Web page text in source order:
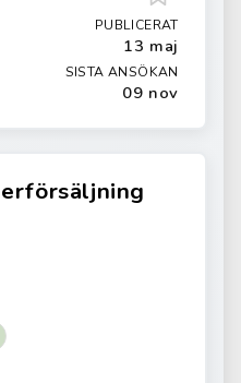
PUBLICERAT
13 maj
SISTA ANSÖKAN
09 nov